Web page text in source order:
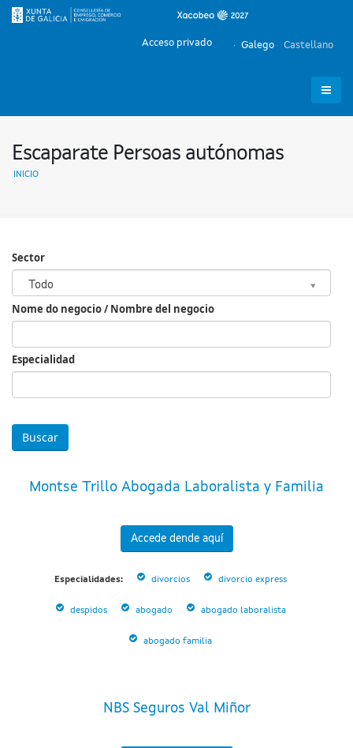
Galego Castellano
Acceso privado
Escaparate Persoas autónomas
INICIO
Sector
Todo
Sector
Nome do negocio / Nombre del negocio
Especialidad
Montse Trillo Abogada Laboralista y Familia
Accede dende aquí
Especialidades: divorcios divorcio express
despidos abogado abogado laboralista
abogado familia
NBS Seguros Val Miñor